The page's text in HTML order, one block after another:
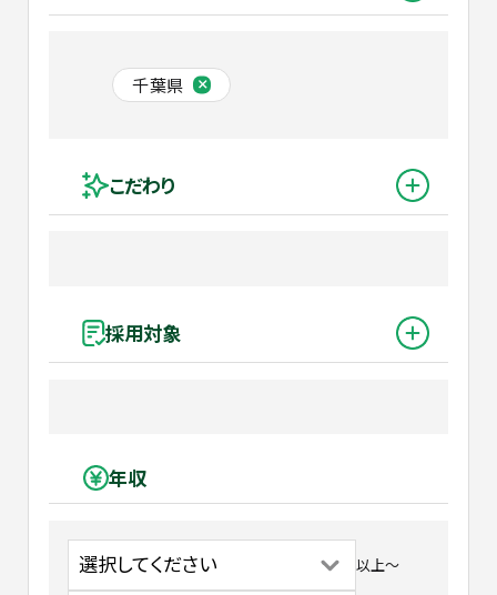
千葉県
こだわり
採用対象
年収
以上〜